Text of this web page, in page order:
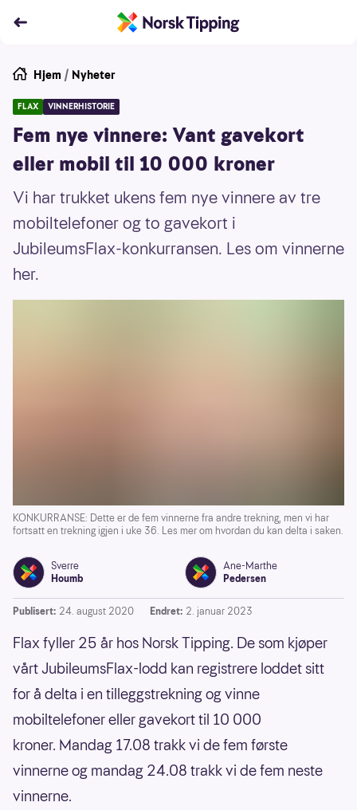
Hjem / Nyheter
FLAX VINNERHISTORIE
Fem nye vinnere: Vant gavekort
eller mobil til 10 000 kroner
Vi har trukket ukens fem nye vinnere av tre
mobiltelefoner og to gavekort i
JubileumsFlax-konkurransen. Les om vinnerne
her.
KONKURRANSE: Dette er de fem vinnerne fra andre trekning, men vi har
fortsatt en trekning igjen i uke 36. Les mer om hvordan du kan delta i saken.
Sverre
Houmb
Ane-Marthe
Pedersen
Publisert: 24. august 2020 Endret: 2. januar 2023
Flax fyller 25 år hos Norsk Tipping. De som kjøper
vårt JubileumsFlax-lodd kan registrere loddet sitt
for å delta i en tilleggstrekning og vinne
mobiltelefoner eller gavekort til 10 000
kroner. Mandag 17.08 trakk vi de fem første
vinnerne og mandag 24.08 trakk vi de fem neste
vinnerne.